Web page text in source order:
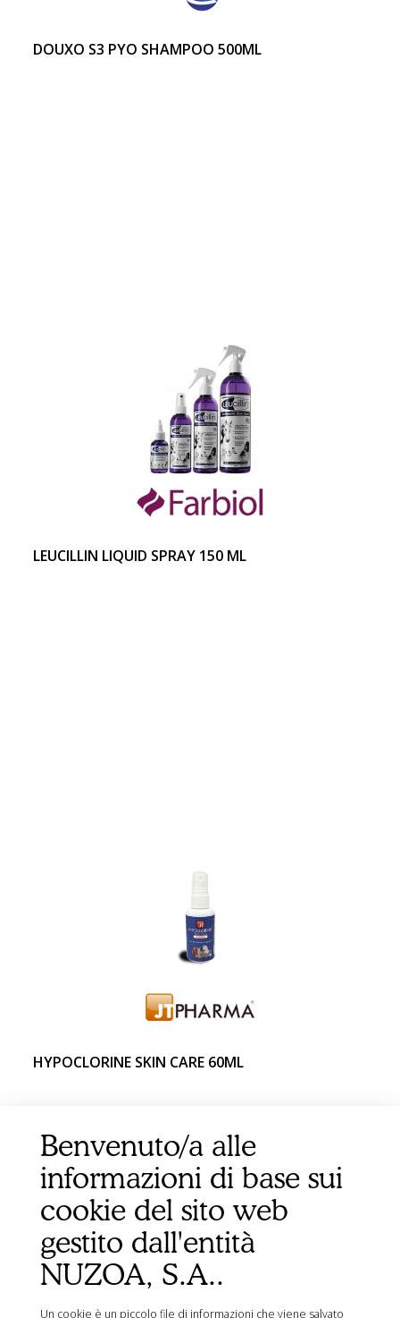
DOUXO S3 PYO SHAMPOO 500ML
LEUCILLIN LIQUID SPRAY 150 ML
HYPOCLORINE SKIN CARE 60ML
Benvenuto/a alle
informazioni di base sui
cookie del sito web
gestito dall'entità
NUZOA, S.A..
Un cookie è un piccolo file di informazioni che viene salvato